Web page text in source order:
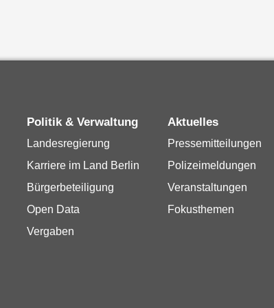
Politik & Verwaltung
Landesregierung
Karriere im Land Berlin
Bürgerbeteiligung
Open Data
Vergaben
Aktuelles
Pressemitteilungen
Polizeimeldungen
Veranstaltungen
Fokusthemen